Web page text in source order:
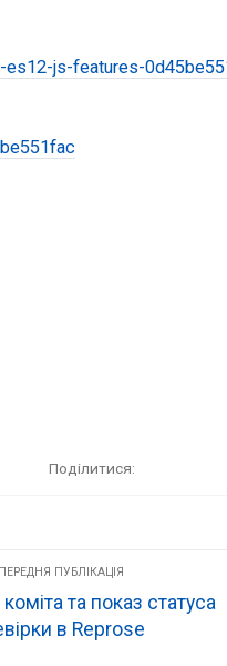
js-features-
Поділитися
та показ статуса
в Reprose